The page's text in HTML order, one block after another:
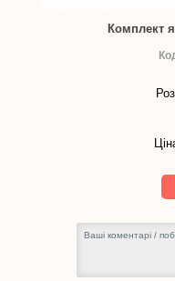
Комплект